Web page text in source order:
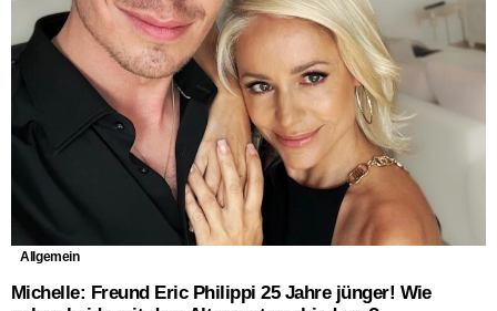
Allgemein
Michelle: Freund Eric Philippi 25 Jahre jünger! Wie